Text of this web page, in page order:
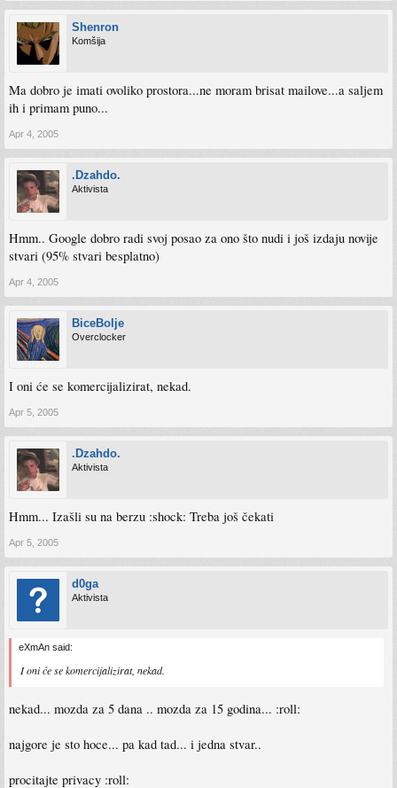
Shenron
Komšija
Ma dobro je imati ovoliko prostora...ne moram brisat mailove...a saljem
ih i primam puno...
Apr 4, 2005
.Dzahdo.
Aktivista
Hmm.. Google dobro radi svoj posao za ono što nudi i još izdaju novije
stvari (95% stvari besplatno)
Apr 4, 2005
BiceBolje
Overclocker
I oni će se komercijalizirat, nekad.
Apr 5, 2005
.Dzahdo.
Aktivista
Hmm... Izašli su na berzu :shock: Treba još čekati
Apr 5, 2005
d0ga
Aktivista
eXmAn said:
I oni će se komercijalizirat, nekad.
nekad... mozda za 5 dana .. mozda za 15 godina... :roll:
najgore je sto hoce... pa kad tad... i jedna stvar..
procitajte privacy :roll: